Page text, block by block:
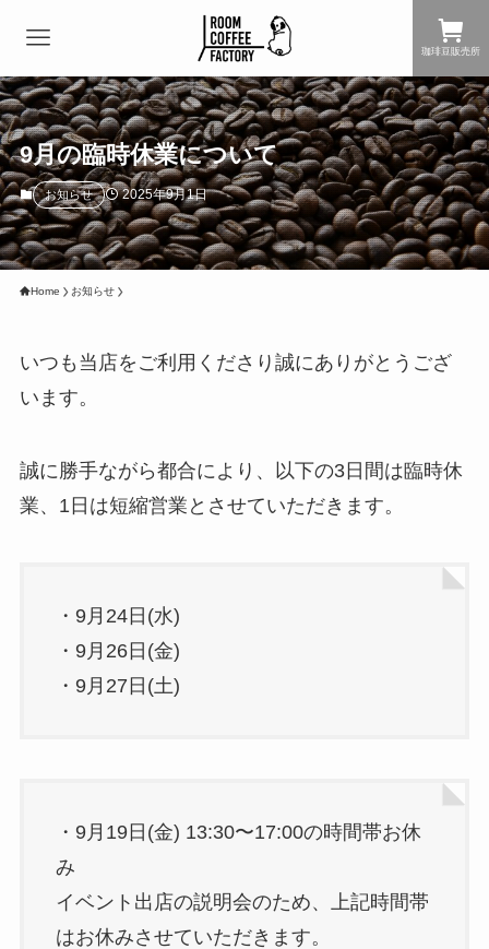
珈琲豆販売所
9月の臨時休業について
お知らせ 2025年9月1日
Home お知らせ
いつも当店をご利用くださり誠にありがとうござ
います。
誠に勝手ながら都合により、以下の3日間は臨時休
業、1日は短縮営業とさせていただきます。
・9月24日(水)
・9月26日(金)
・9月27日(土)
・9月19日(金) 13:30〜17:00の時間帯お休
み
イベント出店の説明会のため、上記時間帯
はお休みさせていただきます。